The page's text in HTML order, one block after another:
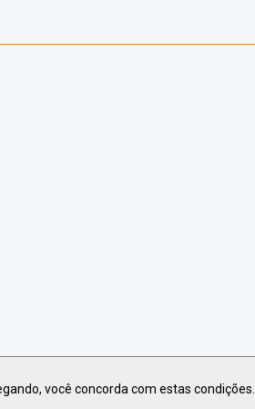
você concorda com estas condições.